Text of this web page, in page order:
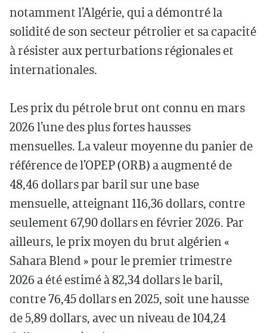
notamment l’Algérie, qui a démontré la
solidité de son secteur pétrolier et sa capacité
à résister aux perturbations régionales et
internationales.
Les prix du pétrole brut ont connu en mars
2026 l’une des plus fortes hausses
mensuelles. La valeur moyenne du panier de
référence de l’OPEP (ORB) a augmenté de
48,46 dollars par baril sur une base
mensuelle, atteignant 116,36 dollars, contre
seulement 67,90 dollars en février 2026. Par
ailleurs, le prix moyen du brut algérien «
Sahara Blend » pour le premier trimestre
2026 a été estimé à 82,34 dollars le baril,
contre 76,45 dollars en 2025, soit une hausse
de 5,89 dollars, avec un niveau de 104,24